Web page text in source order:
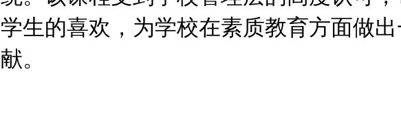
学生的喜欢，为学校在素质教育方面做
献。